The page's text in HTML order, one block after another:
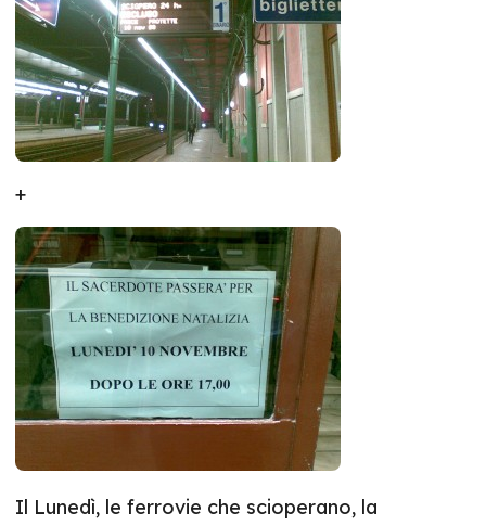
+
Il Lunedì, le ferrovie che scioperano, la